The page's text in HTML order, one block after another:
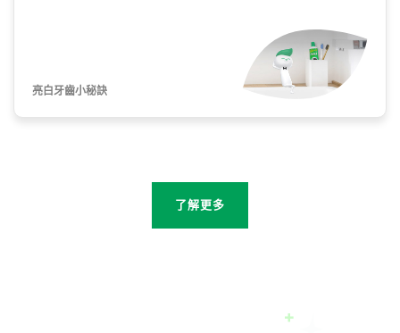
亮白牙齒小秘訣
了解更多